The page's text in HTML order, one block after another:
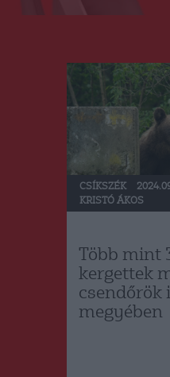
Stáb
Kapcsolat
RO
CSÍKSZÉK
KRISTÓ ÁKOS
Több mint
kergettek
csendőrök
megyében